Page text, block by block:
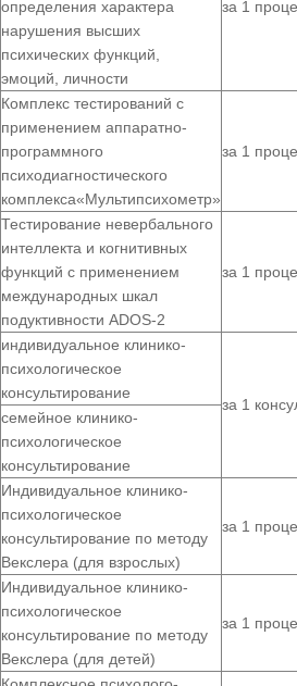
определения характера
нарушения высших
психических функций,
эмоций, личности
за 1
Комплекс тестирований с
применением аппаратно-
программного
психодиагностического
комплекса«Мультипсихометр»
за 1
Тестирование невербального
интеллекта и когнитивных
функций с применением
международных шкал
подуктивности ADOS-2
за 1
индивидуальное клинико-
психологическое
консультирование
за 1
семейное клинико-
психологическое
консультирование
Индивидуальное клинико-
психологическое
консультирование по методу
Векслера (для взрослых)
за 1
Индивидуальное клинико-
психологическое
консультирование по методу
Векслера (для детей)
за 1